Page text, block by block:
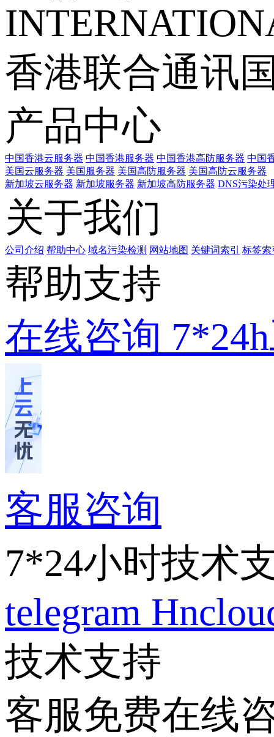
香港联合通讯
产品中心
中国香港云服务器 中国香港服务器 中国香港高防服务器 中国
美国云服务器 美国服务器 美国高防服务器 美国高防云服务器
新加坡云服务器 新加坡服务器 新加坡高防服务器 DNS污染处
关于我们
公司介绍 帮助中心 域名污染检测 网站地图 关键词索引 标签索
帮助支持
在线咨询
客服咨询
7*24小时技术
telegram
技术支持
客服免费在线